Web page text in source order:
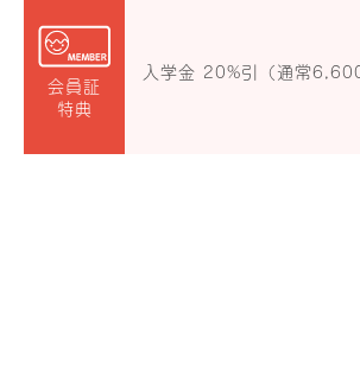
会員証
特典
入学金 20%引（通常6,600